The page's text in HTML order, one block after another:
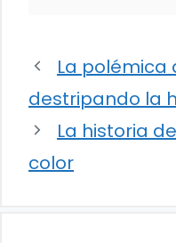
La polémica
destripando la
La historia
color